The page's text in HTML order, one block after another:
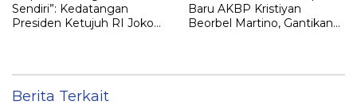
Sendiri”: Kedatangan
Presiden Ketujuh RI Joko
Baru AKBP Kristiyan
Beorbel Martino, Gantikan
Berita Terkait